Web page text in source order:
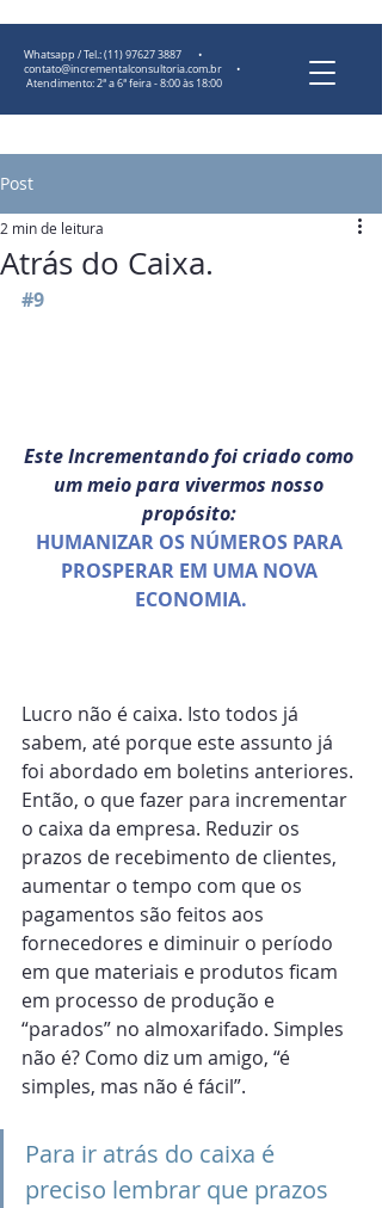
Whatsapp / Tel.:(11) 97627 3887 •
contato@incrementalconsultoria.com.br •
Atendimento: 2ª a 6ª feira - 8:00 às 18:00
Post
Atrás do Caixa.
2 min de leitura
#9
Este Incrementando foi criado como
um meio para vivermos nosso
propósito:
HUMANIZAR OS NÚMEROS PARA
PROSPERAR EM UMA NOVA
ECONOMIA.
Lucro não é caixa. Isto todos já
sabem, até porque este assunto já
foi abordado em boletins anteriores.
Então, o que fazer para incrementar
o caixa da empresa. Reduzir os
prazos de recebimento de clientes,
aumentar o tempo com que os
pagamentos são feitos aos
fornecedores e diminuir o período
em que materiais e produtos ficam
em processo de produção e
“parados” no almoxarifado. Simples
não é? Como diz um amigo, “é
simples, mas não é fácil”.
Para ir atrás do caixa é
preciso lembrar que prazos